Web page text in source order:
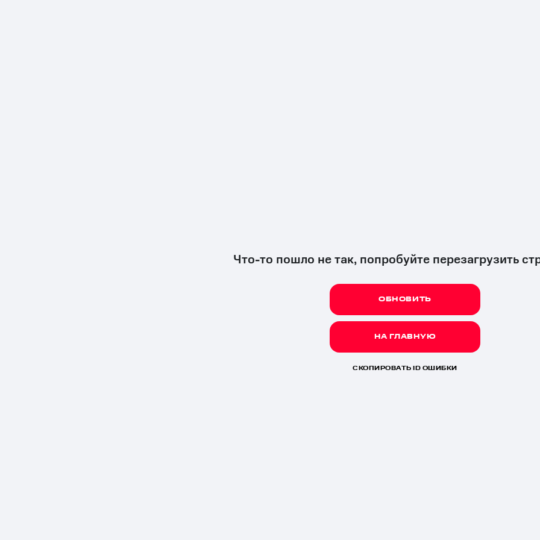
Что-то пошло не так, попробуйте перезагрузить
ОБНОВИТЬ
НА ГЛАВНУЮ
СКОПИРОВАТЬ ID ОШИБКИ